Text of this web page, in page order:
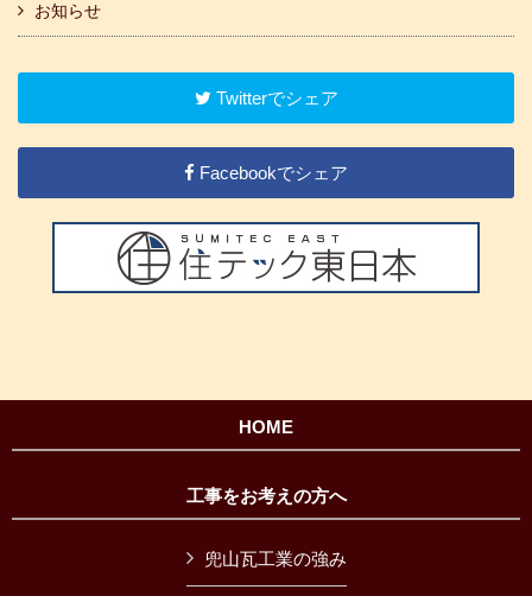
お知らせ
Twitterでシェア
Facebookでシェア
HOME
工事をお考えの方へ
兜山瓦工業の強み